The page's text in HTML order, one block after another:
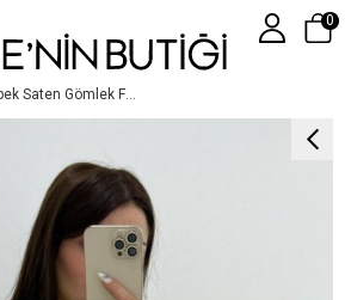
0
İpek Saten Gömlek Fistik Yeşi̇l